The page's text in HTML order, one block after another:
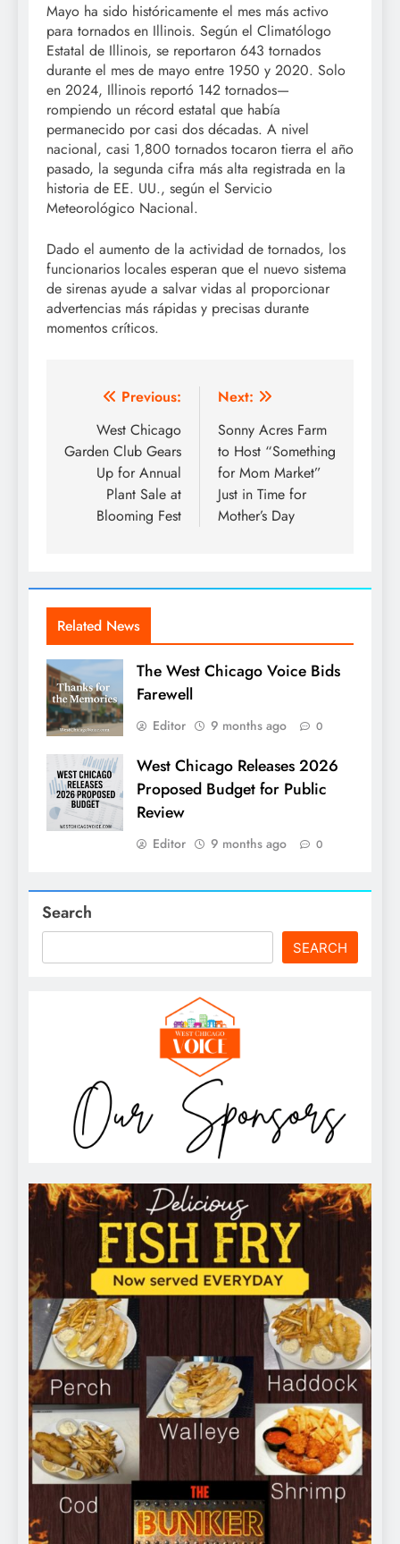
Mayo ha sido históricamente el mes más activo
para tornados en Illinois. Según el Climatólogo
Estatal de Illinois, se reportaron 643 tornados
durante el mes de mayo entre 1950 y 2020. Solo
en 2024, Illinois reportó 142 tornados—
rompiendo un récord estatal que había
permanecido por casi dos décadas. A nivel
nacional, casi 1,800 tornados tocaron tierra el año
pasado, la segunda cifra más alta registrada en la
historia de EE. UU., según el Servicio
Meteorológico Nacional.
Dado el aumento de la actividad de tornados, los
funcionarios locales esperan que el nuevo sistema
de sirenas ayude a salvar vidas al proporcionar
advertencias más rápidas y precisas durante
momentos críticos.
Post
navigation
Previous:
West Chicago
Garden Club Gears
Up for Annual
Plant Sale at
Blooming Fest
Next:
Sonny Acres Farm
to Host “Something
for Mom Market”
Just in Time for
Mother’s Day
Related News
The West Chicago Voice Bids
Farewell
Editor 9 months ago 0
West Chicago Releases 2026
Proposed Budget for Public
Review
Editor 9 months ago 0
Search
SEARCH